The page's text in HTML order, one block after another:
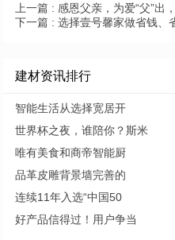
上一篇 : 感恩父亲，为爱“父”出
下一篇 : 选择壹号馨家做省钱、
建材资讯排行
智能生活从选择宽居开
世界杯之夜，谁陪你？斯米
唯有美食和商帝智能厨
品革皮雕背景墙完善的
连续11年入选“中国50
好产品信得过！用户争当